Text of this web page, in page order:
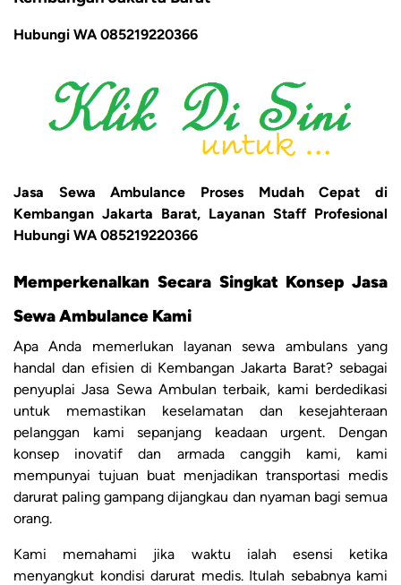
Hubungi WA 085219220366
Jasa Sewa Ambulance Proses Mudah Cepat di
Kembangan Jakarta Barat, Layanan Staff Profesional
Hubungi WA 085219220366
Memperkenalkan Secara Singkat Konsep Jasa
Sewa Ambulance Kami
Apa Anda memerlukan layanan sewa ambulans yang
handal dan efisien di Kembangan Jakarta Barat? sebagai
penyuplai Jasa Sewa Ambulan terbaik, kami berdedikasi
untuk memastikan keselamatan dan kesejahteraan
pelanggan kami sepanjang keadaan urgent. Dengan
konsep inovatif dan armada canggih kami, kami
mempunyai tujuan buat menjadikan transportasi medis
darurat paling gampang dijangkau dan nyaman bagi semua
orang.
Kami memahami jika waktu ialah esensi ketika
menyangkut kondisi darurat medis. Itulah sebabnya kami